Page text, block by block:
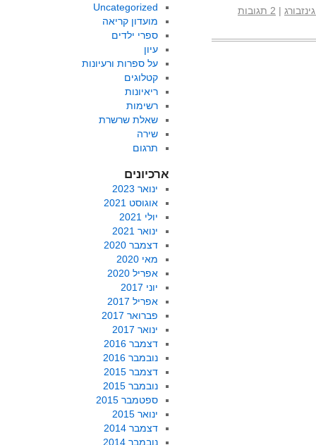
| 2 תגובות
Uncategorized
מועדון קריאה
ספרי ילדים
עיון
על ספרות ורעיונות
קטלוגים
ריאיונות
רשימות
שאלת שרשרת
שירה
תרגום
ארכיונים
ינואר 2023
אוגוסט 2021
יולי 2021
ינואר 2021
דצמבר 2020
מאי 2020
אפריל 2020
יוני 2017
אפריל 2017
פברואר 2017
ינואר 2017
דצמבר 2016
נובמבר 2016
דצמבר 2015
נובמבר 2015
ספטמבר 2015
ינואר 2015
דצמבר 2014
נובמבר 2014